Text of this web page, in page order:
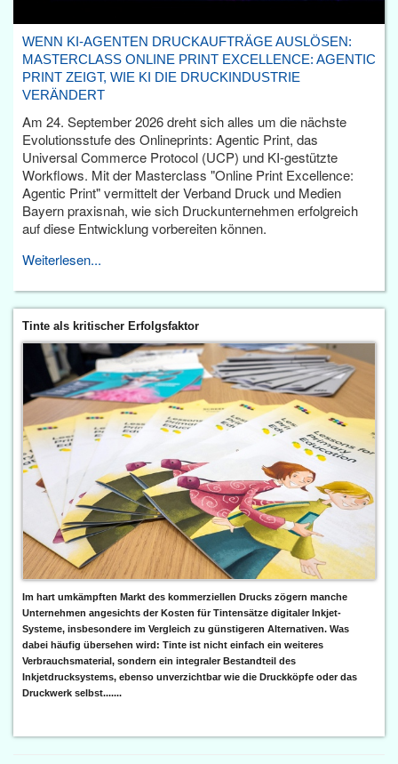
WENN KI-AGENTEN DRUCKAUFTRÄGE AUSLÖSEN:
MASTERCLASS ONLINE PRINT EXCELLENCE: AGENTIC
PRINT ZEIGT, WIE KI DIE DRUCKINDUSTRIE
VERÄNDERT
Am 24. September 2026 dreht sich alles um die nächste
Evolutionsstufe des Onlineprints: Agentic Print, das
Universal Commerce Protocol (UCP) und KI-gestützte
Workflows. Mit der Masterclass "Online Print Excellence:
Agentic Print" vermittelt der Verband Druck und Medien
Bayern praxisnah, wie sich Druckunternehmen erfolgreich
auf diese Entwicklung vorbereiten können.
Weiterlesen...
Tinte als kritischer Erfolgsfaktor
Im hart umkämpften Markt des kommerziellen Drucks zögern manche
Unternehmen angesichts der Kosten für Tintensätze digitaler Inkjet-
Systeme, insbesondere im Vergleich zu günstigeren Alternativen. Was
dabei häufig übersehen wird: Tinte ist nicht einfach ein weiteres
Verbrauchsmaterial, sondern ein integraler Bestandteil des
Inkjetdrucksystems, ebenso unverzichtbar wie die Druckköpfe oder das
Druckwerk selbst.......